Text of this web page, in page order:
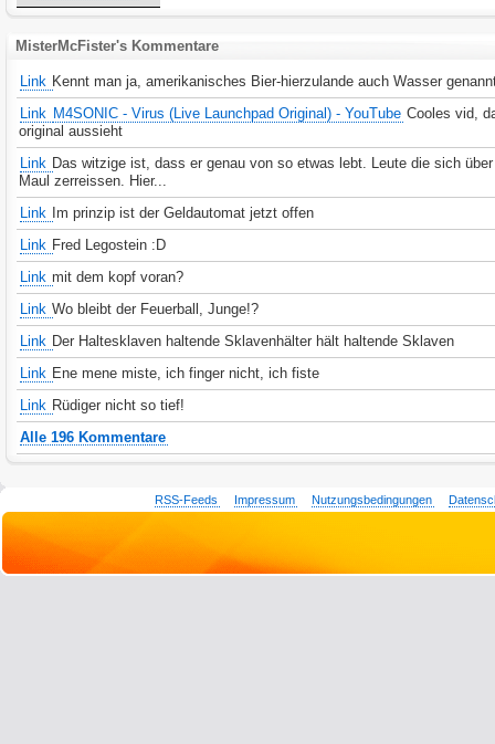
MisterMcFister's Kommentare
Link Kennt man ja, amerikanisches Bier-hierzulande auch Wasser
Link M4SONIC - Virus (Live Launchpad Original) - YouTube Cooles vid,
original aussieht
Link Das witzige ist, dass er genau von so etwas lebt. Leute die sich
Maul zerreissen. Hier...
Link Im prinzip ist der Geldautomat jetzt offen
Link Fred Legostein :D
Link mit dem kopf voran?
Link Wo bleibt der Feuerball, Junge!?
Link Der Haltesklaven haltende Sklavenhälter hält haltende Sklaven
Link Ene mene miste, ich finger nicht, ich fiste
Link Rüdiger nicht so tief!
Alle 196 Kommentare
RSS-Feeds Impressum Nutzungsbedingungen